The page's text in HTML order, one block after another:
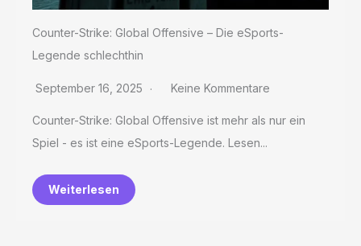
Counter-Strike: Global Offensive – Die eSports-
Legende schlechthin
September 16, 2025 Keine Kommentare
Counter-Strike: Global Offensive ist mehr als nur ein
Spiel - es ist eine eSports-Legende. Lesen...
Weiterlesen